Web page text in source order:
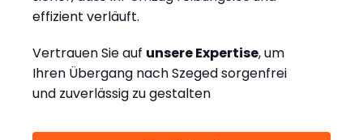
effizient verläuft.
Vertrauen Sie auf unsere Expertise, um
Ihren Übergang nach Szeged sorgenfrei
und zuverlässig zu gestalten